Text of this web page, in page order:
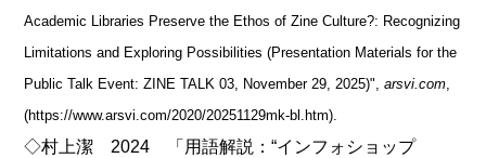
Academic Libraries Preserve the Ethos of Zine Culture?: Recognizing
Limitations and Exploring Possibilities (Presentation Materials for the
Public Talk Event: ZINE TALK 03, November 29, 2025)",arsvi.com,
(https://www.arsvi.com/2020/20251129mk-bl.htm).
◇村上潔 2024 「用語解説：“インフォショップ